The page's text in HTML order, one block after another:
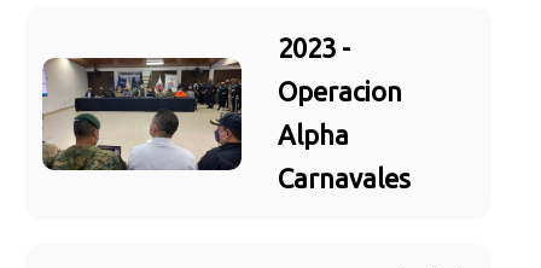
2023 -
Operacion
Alpha
Carnavales